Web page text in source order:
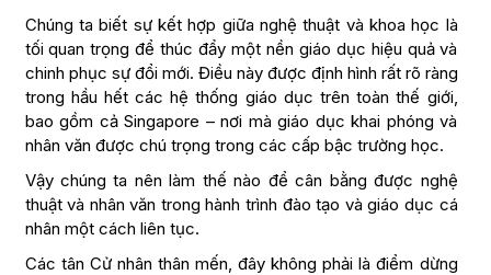
Chúng ta biết sự kết hợp giữa nghệ thuật và khoa học là
tối quan trọng để thúc đẩy một nền giáo dục hiệu quả và
chinh phục sự đổi mới. Điều này được định hình rất rõ ràng
trong hầu hết các hệ thống giáo dục trên toàn thế giới,
bao gồm cả Singapore – nơi mà giáo dục khai phóng và
nhân văn được chú trọng trong các cấp bậc trường học.
Vậy chúng ta nên làm thế nào để cân bằng được nghệ
thuật và nhân văn trong hành trình đào tạo và giáo dục cá
nhân một cách liên tục.
Các tân Cử nhân thân mến, đây không phải là điểm dừng